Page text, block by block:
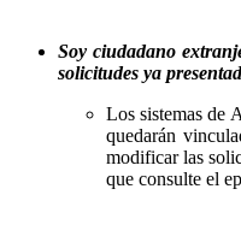
Soy ciudadano
solicitudes ya
Los sistemas de
quedarán
modificar las
que consulte el